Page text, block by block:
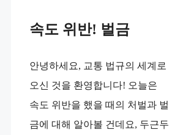
속도 위반! 벌금
안녕하세요, 교통 법규의 세계로
오신 것을 환영합니다! 오늘은
속도 위반을 했을 때의 처벌과 벌
금에 대해 알아볼 건데요, 두근두